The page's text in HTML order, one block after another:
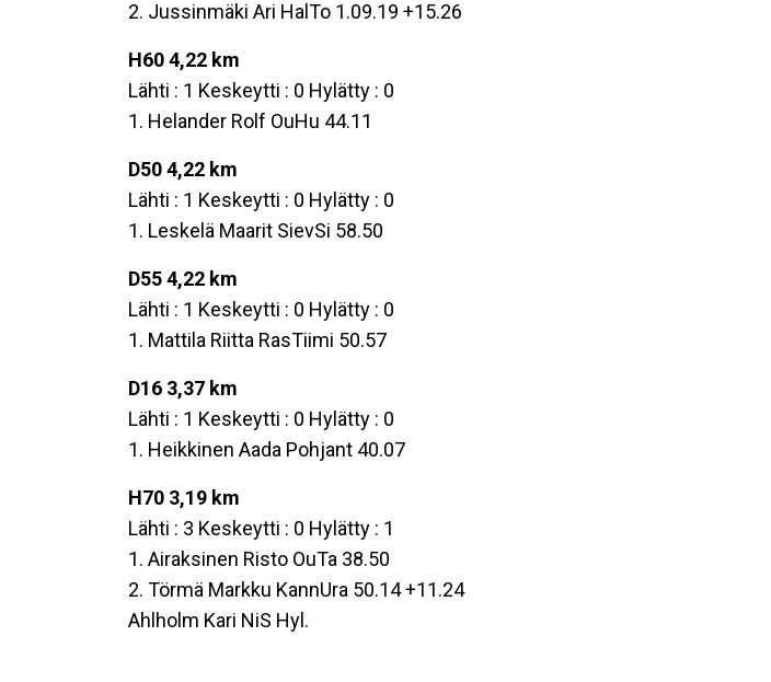
2. Jussinmäki Ari HalTo 1.09.19 +15.26
H60 4,22 km
Lähti : 1 Keskeytti : 0 Hylätty : 0
1. Helander Rolf OuHu 44.11
D50 4,22 km
Lähti : 1 Keskeytti : 0 Hylätty : 0
1. Leskelä Maarit SievSi 58.50
D55 4,22 km
Lähti : 1 Keskeytti : 0 Hylätty : 0
1. Mattila Riitta RasTiimi 50.57
D16 3,37 km
Lähti : 1 Keskeytti : 0 Hylätty : 0
1. Heikkinen Aada Pohjant 40.07
H70 3,19 km
Lähti : 3 Keskeytti : 0 Hylätty : 1
1. Airaksinen Risto OuTa 38.50
2. Törmä Markku KannUra 50.14 +11.24
Ahlholm Kari NiS Hyl.